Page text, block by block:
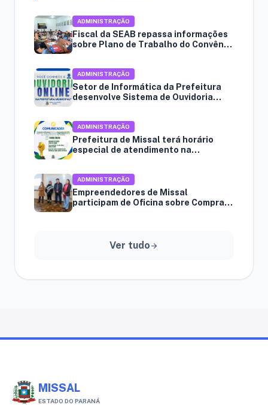
ADMINISTRAÇÃO
Fiscal da SEAB repassa informações
sobre Plano de Trabalho do Convênio
ADMINISTRAÇÃO
Setor de Informática da Prefeitura
desenvolve Sistema de Ouvidoria
ADMINISTRAÇÃO
Prefeitura de Missal terá horário
especial de atendimento na
ADMINISTRAÇÃO
Empreendedores de Missal
participam de Oficina sobre Compras
Ver tudoarrow_forward
MISSAL
ESTADO DO PARANÁ